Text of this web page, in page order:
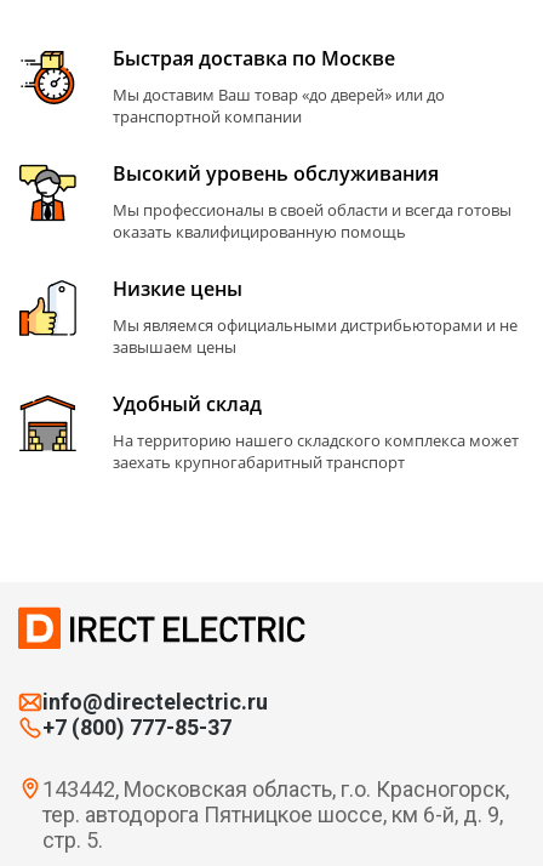
Быстрая доставка по Москве
Мы доставим Ваш товар «до дверей» или до
транспортной компании
Высокий уровень обслуживания
Мы профессионалы в своей области и всегда готовы
оказать квалифицированную помощь
Низкие цены
Мы являемся официальными дистрибьюторами и не
завышаем цены
Удобный склад
На территорию нашего складского комплекса может
заехать крупногабаритный транспорт
info@directelectric.ru
+7 (800) 777-85-37
143442, Московская область, г.о. Красногорск,
тер. автодорога Пятницкое шоссе, км 6-й, д. 9,
стр. 5.